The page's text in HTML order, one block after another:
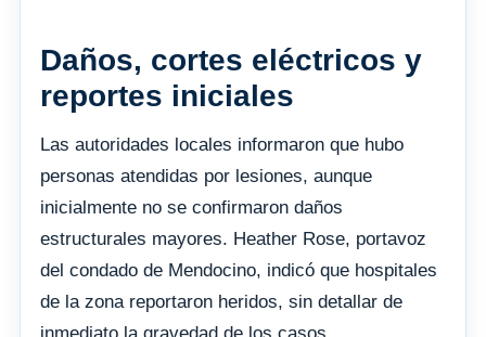
Daños, cortes eléctricos y
reportes iniciales
Las autoridades locales informaron que hubo
personas atendidas por lesiones, aunque
inicialmente no se confirmaron daños
estructurales mayores. Heather Rose, portavoz
del condado de Mendocino, indicó que hospitales
de la zona reportaron heridos, sin detallar de